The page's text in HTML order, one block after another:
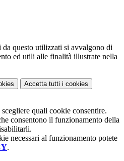
questo utilizzati si avvalgono di
ed utili alle finalità illustrate nella
Accetta tutti i cookies
quali cookie consentire.
consentono il funzionamento della
necessari al funzionamento potete
.